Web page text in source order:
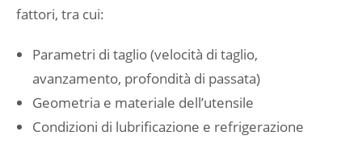
fattori, tra cui:
Parametri di taglio (velocità di taglio,
avanzamento, profondità di passata)
Geometria e materiale dell’utensile
Condizioni di lubrificazione e refrigerazione